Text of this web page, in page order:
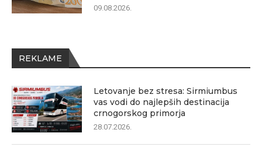
09.08.2026.
REKLAME
Letovanje bez stresa: Sirmiumbus
vas vodi do najlepših destinacija
crnogorskog primorja
28.07.2026.